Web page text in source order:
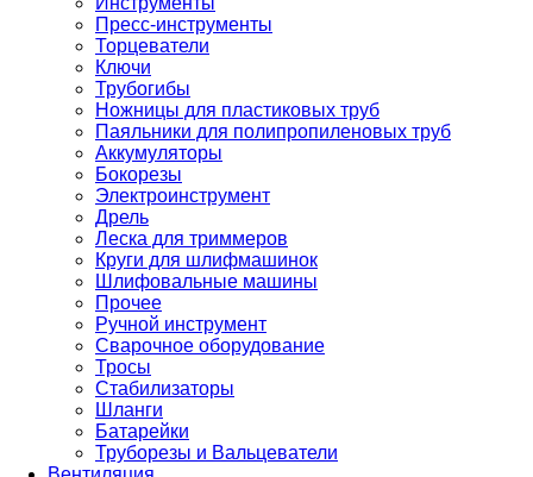
Пресс-инструменты
Торцеватели
Ключи
Трубогибы
Ножницы для пластиковых труб
Паяльники для полипропиленовых труб
Аккумуляторы
Бокорезы
Электроинструмент
Дрель
Леска для триммеров
Круги для шлифмашинок
Шлифовальные машины
Прочее
Ручной инструмент
Сварочное оборудование
Тросы
Стабилизаторы
Шланги
Батарейки
Труборезы и Вальцеватели